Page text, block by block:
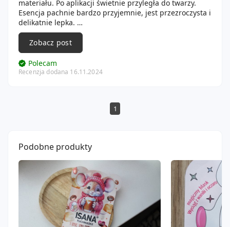
materiału. Po aplikacji świetnie przyległa do twarzy.
Esencja pachnie bardzo przyjemnie, jest przezroczysta i
delikatnie lepka.
Maseczka utrzymała się cały zabieg odmładzająco -
nawilżający na twarzy. Po około 30 minutach
ściągnęłam sucha tkaninę. Resztki w mig odparowaly.
Cera pozostała gładka, delikatna i naturalnie
promienna. Produkt mnie nie uczulił ani nie podrażnił.
Zobacz post
Polecam
Recenzja dodana 16.11.2024
1
Podobne produkty